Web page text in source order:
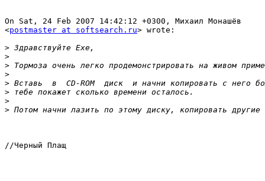
On Sat, 24 Feb 2007 14:42:12 +0300, Михаил Монашёв
<postmaster at softsearch.ru> wrote:
>
>
>
>
>
>
>
>
//Черный Плащ